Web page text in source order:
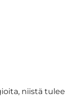
niistä tulee